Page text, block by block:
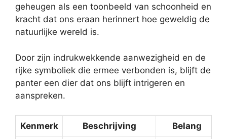
geheugen als een toonbeeld van schoonheid en
kracht dat ons eraan herinnert hoe geweldig de
natuurlijke wereld is.
Door zijn indrukwekkende aanwezigheid en de
rijke symboliek die ermee verbonden is, blijft de
panter een dier dat ons blijft intrigeren en
aanspreken.
Kenmerk Beschrijving Belang